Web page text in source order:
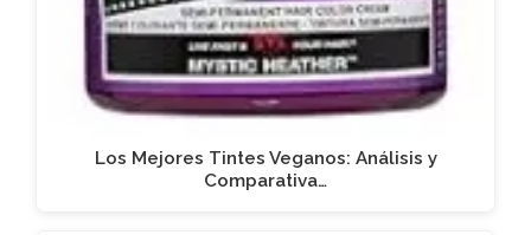
Los Mejores Tintes Veganos: Análisis y
Comparativa…